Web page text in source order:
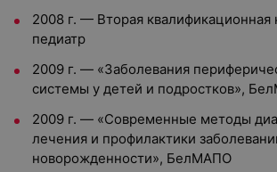
2008 г. — Вторая квалификационная
педиатр
2009 г. — «Заболевания
системы у детей и подростков»,
2009 г. — «Современные методы
лечения и профилактики
новорожденности», БелМАПО